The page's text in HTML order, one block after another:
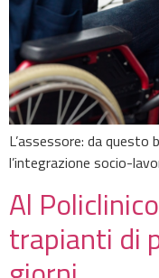
L’assessore: da
l’integrazione socio-
Al
trapianti di